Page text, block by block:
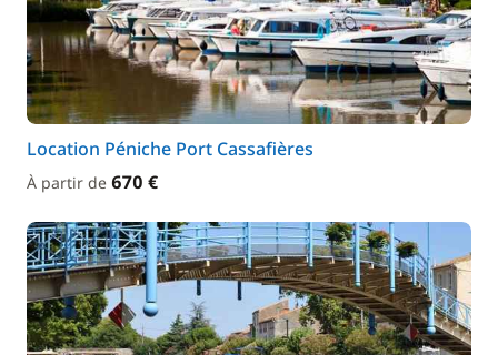
Location Péniche Port Cassafières
À partir de 670 €